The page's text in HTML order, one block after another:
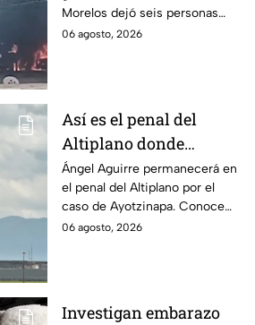
Morelos dejó seis personas
hospitalizadas. IMSS informó
06 agosto, 2026
Así es el penal del
Altiplano donde
permanecerá Ángel
Aguirre por caso
Ayotzinapa
Ángel Aguirre permanecerá en
el penal del Altiplano por el
caso de Ayotzinapa. Conoce
dónde está, cómo es esta
06 agosto, 2026
Investigan embarazo